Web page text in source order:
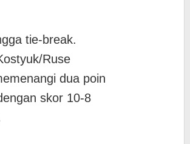
tie-break.
Ruse
dua poin
skor 10-8